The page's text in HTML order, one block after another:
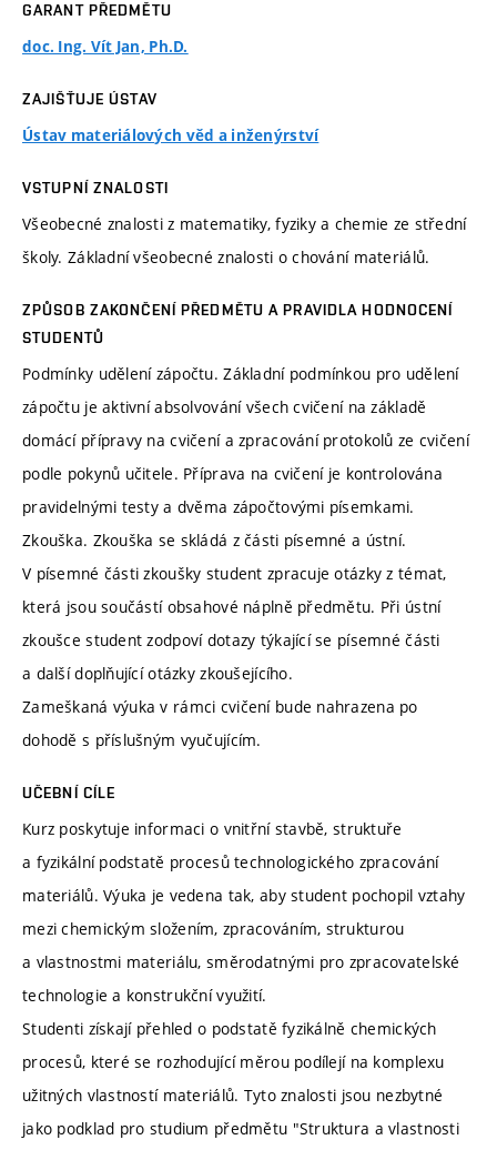
GARANT PŘEDMĚTU
doc. Ing. Vít Jan, Ph.D.
ZAJIŠŤUJE ÚSTAV
Ústav materiálových věd a inženýrství
VSTUPNÍ ZNALOSTI
Všeobecné znalosti z matematiky, fyziky a chemie ze střední
školy. Základní všeobecné znalosti o chování materiálů.
ZPŮSOB ZAKONČENÍ PŘEDMĚTU A PRAVIDLA HODNOCENÍ
STUDENTŮ
Podmínky udělení zápočtu. Základní podmínkou pro udělení
zápočtu je aktivní absolvování všech cvičení na základě
domácí přípravy na cvičení a zpracování protokolů ze cvičení
podle pokynů učitele. Příprava na cvičení je kontrolována
pravidelnými testy a dvěma zápočtovými písemkami.
Zkouška. Zkouška se skládá z části písemné a ústní.
V písemné části zkoušky student zpracuje otázky z témat,
která jsou součástí obsahové náplně předmětu. Při ústní
zkoušce student zodpoví dotazy týkající se písemné části
a další doplňující otázky zkoušejícího.
Zameškaná výuka v rámci cvičení bude nahrazena po
dohodě s příslušným vyučujícím.
UČEBNÍ CÍLE
Kurz poskytuje informaci o vnitřní stavbě, struktuře
a fyzikální podstatě procesů technologického zpracování
materiálů. Výuka je vedena tak, aby student pochopil vztahy
mezi chemickým složením, zpracováním, strukturou
a vlastnostmi materiálu, směrodatnými pro zpracovatelské
technologie a konstrukční využití.
Studenti získají přehled o podstatě fyzikálně chemických
procesů, které se rozhodující měrou podílejí na komplexu
užitných vlastností materiálů. Tyto znalosti jsou nezbytné
jako podklad pro studium předmětu "Struktura a vlastnosti